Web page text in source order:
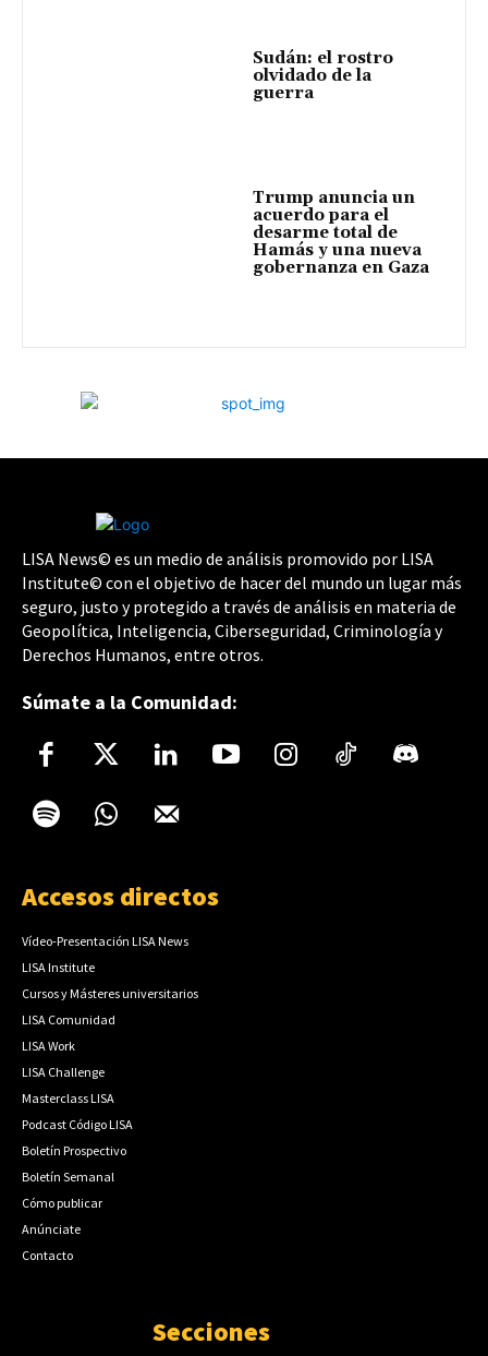
Sudán: el rostro
olvidado de la
guerra
Trump anuncia un
acuerdo para el
desarme total de
Hamás y una nueva
gobernanza en Gaza
LISA News© es un medio de análisis promovido por LISA
Institute© con el objetivo de hacer del mundo un lugar más
seguro, justo y protegido a través de análisis en materia de
Geopolítica, Inteligencia, Ciberseguridad, Criminología y
Derechos Humanos, entre otros.
Súmate a la Comunidad:
Accesos directos
Vídeo-Presentación LISA News
LISA Institute
Cursos y Másteres universitarios
LISA Comunidad
LISA Work
LISA Challenge
Masterclass LISA
Podcast Código LISA
Boletín Prospectivo
Boletín Semanal
Cómo publicar
Anúnciate
Contacto
Secciones